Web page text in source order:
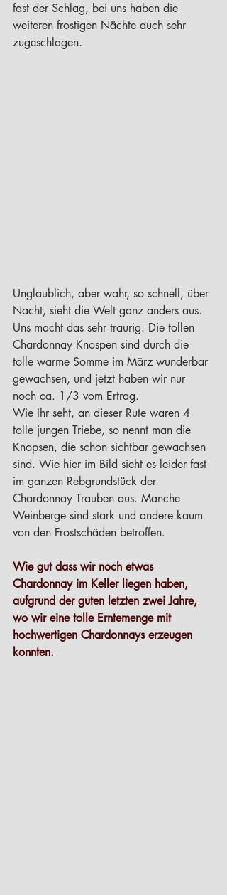
fast der Schlag, bei uns haben die
weiteren frostigen Nächte auch sehr
zugeschlagen.
Unglaublich, aber wahr, so schnell, über
Nacht, sieht die Welt ganz anders aus.
Uns macht das sehr traurig. Die tollen
Chardonnay Knospen sind durch die
tolle warme Somme im März wunderbar
gewachsen, und jetzt haben wir nur
noch ca. 1/3 vom Ertrag.
Wie Ihr seht, an dieser Rute waren 4
tolle jungen Triebe, so nennt man die
Knopsen, die schon sichtbar gewachsen
sind. Wie hier im Bild sieht es leider fast
im ganzen Rebgrundstück der
Chardonnay Trauben aus. Manche
Weinberge sind stark und andere kaum
von den Frostschäden betroffen.
Wie gut dass wir noch etwas
Chardonnay im Keller liegen haben,
aufgrund der guten letzten zwei Jahre,
wo wir eine tolle Erntemenge mit
hochwertigen Chardonnays erzeugen
konnten.